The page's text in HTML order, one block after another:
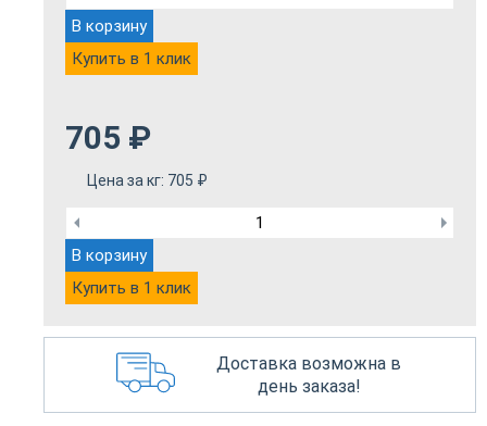
В корзину
Купить в 1 клик
705 ₽
Цена за кг: 705 ₽
В корзину
Купить в 1 клик
Доставка возможна в
день заказа!